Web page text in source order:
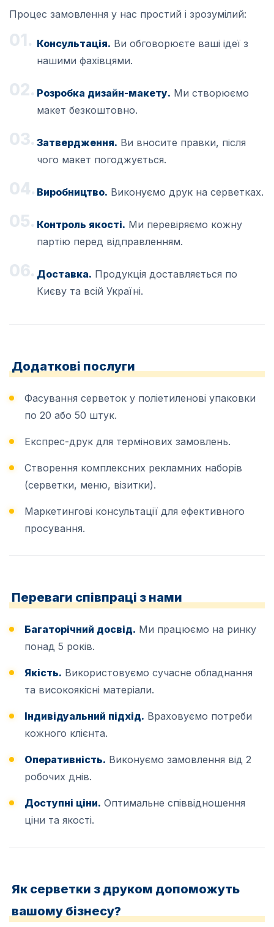
Процес замовлення у нас простий і зрозумілий:
Консультація. Ви обговорюєте ваші ідеї з
нашими фахівцями.
Розробка дизайн-макету. Ми створюємо
макет безкоштовно.
Затвердження. Ви вносите правки, після
чого макет погоджується.
Виробництво. Виконуємо друк на серветках.
Контроль якості. Ми перевіряємо кожну
партію перед відправленням.
Доставка. Продукція доставляється по
Києву та всій Україні.
Додаткові послуги
Фасування серветок у поліетиленові упаковки
по 20 або 50 штук.
Експрес-друк для термінових замовлень.
Створення комплексних рекламних наборів
(серветки, меню, візитки).
Маркетингові консультації для ефективного
просування.
Переваги співпраці з нами
Багаторічний досвід. Ми працюємо на ринку
понад 5 років.
Якість. Використовуємо сучасне обладнання
та високоякісні матеріали.
Індивідуальний підхід. Враховуємо потреби
кожного клієнта.
Оперативність. Виконуємо замовлення від 2
робочих днів.
Доступні ціни. Оптимальне співвідношення
ціни та якості.
Як серветки з друком допоможуть
вашому бізнесу?